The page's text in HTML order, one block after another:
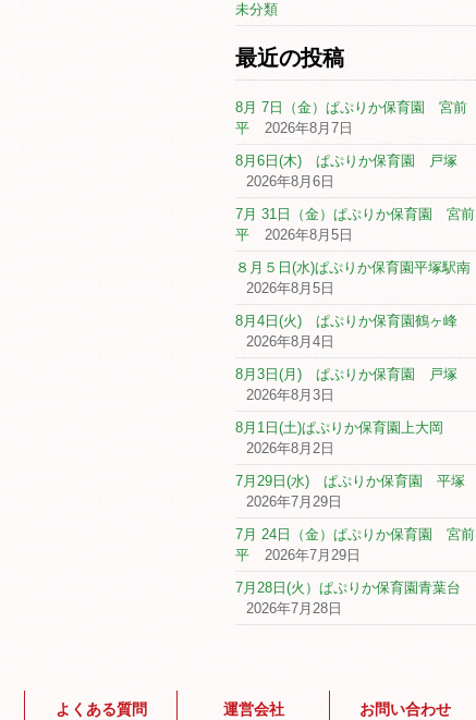
未分類
最近の投稿
8月 7日（金）ぱぷりか保育園 宮前
平
2026年8月7日
8月6日(木) ぱぷりか保育園 戸塚
2026年8月6日
7月 31日（金）ぱぷりか保育園 宮前
平
2026年8月5日
８月５日(水)ぱぷりか保育園平塚駅南
2026年8月5日
8月4日(火) ぱぷりか保育園鶴ヶ峰
2026年8月4日
8月3日(月) ぱぷりか保育園 戸塚
2026年8月3日
8月1日(土)ぱぷりか保育園上大岡
2026年8月2日
7月29日(水) ぱぷりか保育園 平塚
2026年7月29日
7月 24日（金）ぱぷりか保育園 宮前
平
2026年7月29日
7月28日(火）ぱぷりか保育園青葉台
2026年7月28日
よくある質問 運営会社 お問い合わせ